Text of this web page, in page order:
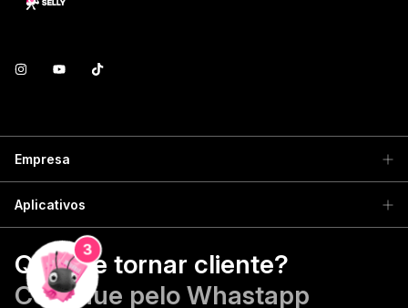
Empresa
Aplicativos
Quer se tornar cliente?
​Continue pelo Whastapp
3